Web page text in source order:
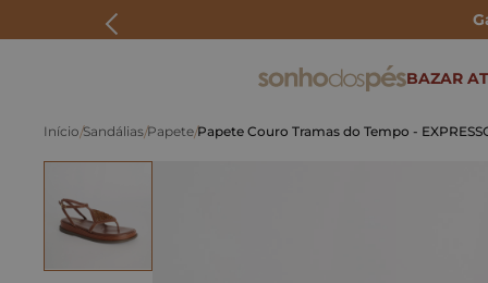
BAZAR
Sandálias Papete Papete Couro Tramas do Tempo -